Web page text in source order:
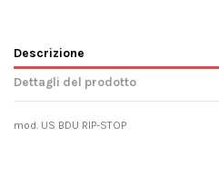
Descrizione
Dettagli del prodotto
mod. US BDU RIP-STOP